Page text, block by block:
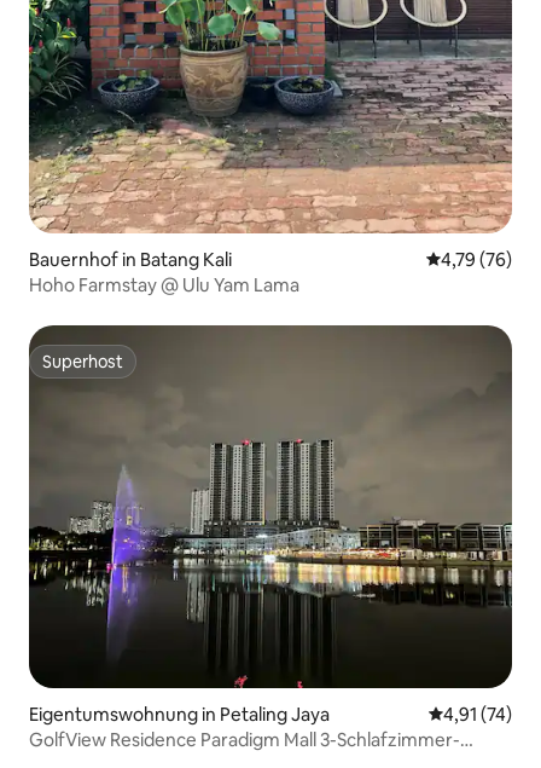
Bauernhof in Batang Kali
4,79 (76)
Hoho Farmstay @ Ulu Yam Lama
Superhost
Superhost
Eigentumswohnung in Petaling Jaya
4,91 (74)
GolfView Residence Paradigm Mall 3-Schlafzimmer-